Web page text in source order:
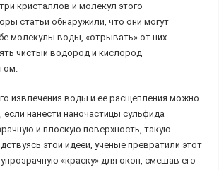
кристаллов и молекул этого
статьи обнаружили, что они могут
молекулы воды, «отрывать» от них
чистый водород и кислород
извлечения воды и ее расщепления можно
нанести наночастицы сульфида
и плоскую поверхность, такую
этой идеей, ученые превратили этот
«краску» для окон, смешав его